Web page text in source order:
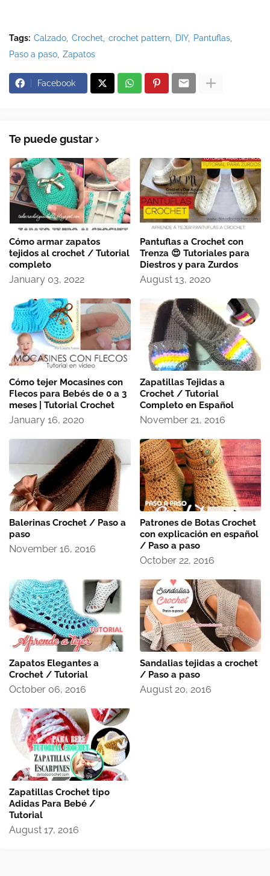
Tags: Calzado Crochet crochet pattern DIY
Pantuflas
Paso a paso Zapatos
Facebook
Te puede gustar
Cómo armar zapatos
tejidos al crochet / Tutorial
completo
January 03, 2022
Pantuflas a Crochet con
Trenza 😍 Tutoriales para
Diestros y para Zurdos
August 13, 2020
Cómo tejer Mocasines con
Flecos para Bebés de 0 a 3
meses | Tutorial Crochet
January 16, 2020
Zapatillas Tejidas a
Crochet / Tutorial
Completo en Español
November 21, 2016
Balerinas Crochet / Paso a
paso
November 16, 2016
Patrones de Botas Crochet
con explicación en español
/ Paso a paso
October 22, 2016
Zapatos Elegantes a
Crochet / Tutorial
October 06, 2016
Sandalias tejidas a crochet
/ Paso a paso
August 20, 2016
Zapatillas Crochet tipo
Adidas Para Bebé /
Tutorial
August 17, 2016